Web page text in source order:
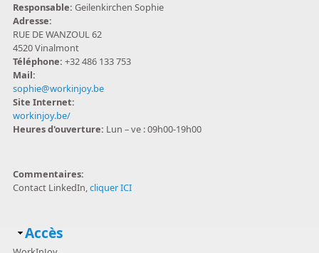
Responsable:Geilenkirchen Sophie
Adresse:
RUE DE WANZOUL 62
4520 Vinalmont
Téléphone:+32 486 133 753
Mail:
sophie@workinjoy.be
Site Internet:
workinjoy.be/
Heures d'ouverture: Lun – ve : 09h00-19h00
Commentaires:
Contact LinkedIn,cliquer ICI
Masquer
Accès